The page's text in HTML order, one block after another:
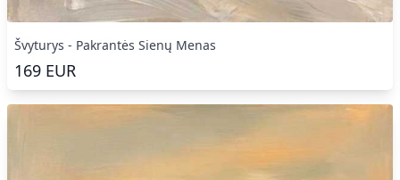
Švyturys - Pakrantės Sienų Menas
169 EUR